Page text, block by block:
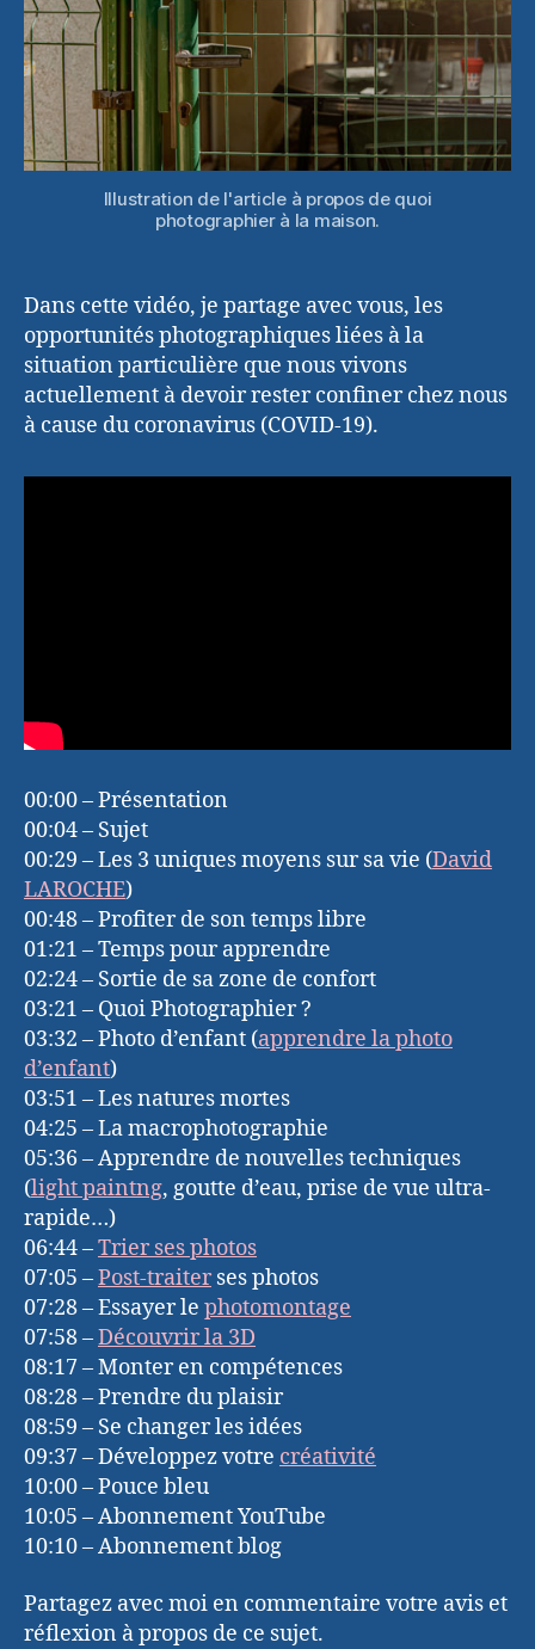
Illustration de l'article à propos de quoi
photographier à la maison.
Dans cette vidéo, je partage avec vous, les
opportunités photographiques liées à la
situation particulière que nous vivons
actuellement à devoir rester confiner chez nous
à cause du coronavirus (COVID-19).
00:00 – Présentation
00:04 – Sujet
00:29 – Les 3 uniques moyens sur sa vie (David
LAROCHE)
00:48 – Profiter de son temps libre
01:21 – Temps pour apprendre
02:24 – Sortie de sa zone de confort
03:21 – Quoi Photographier ?
03:32 – Photo d’enfant (apprendre la photo
d’enfant)
03:51 – Les natures mortes
04:25 – La macrophotographie
05:36 – Apprendre de nouvelles techniques
(light paintng, goutte d’eau, prise de vue ultra-
rapide…)
06:44 –Trier ses photos
07:05 –Post-traiterses photos
07:28 – Essayer le photomontage
07:58 –Découvrir la 3D
08:17 – Monter en compétences
08:28 – Prendre du plaisir
08:59 – Se changer les idées
09:37 – Développez votre créativité
10:00 – Pouce bleu
10:05 – Abonnement YouTube
10:10 – Abonnement blog
Partagez avec moi en commentaire votre avis et
réflexion à propos de ce sujet.